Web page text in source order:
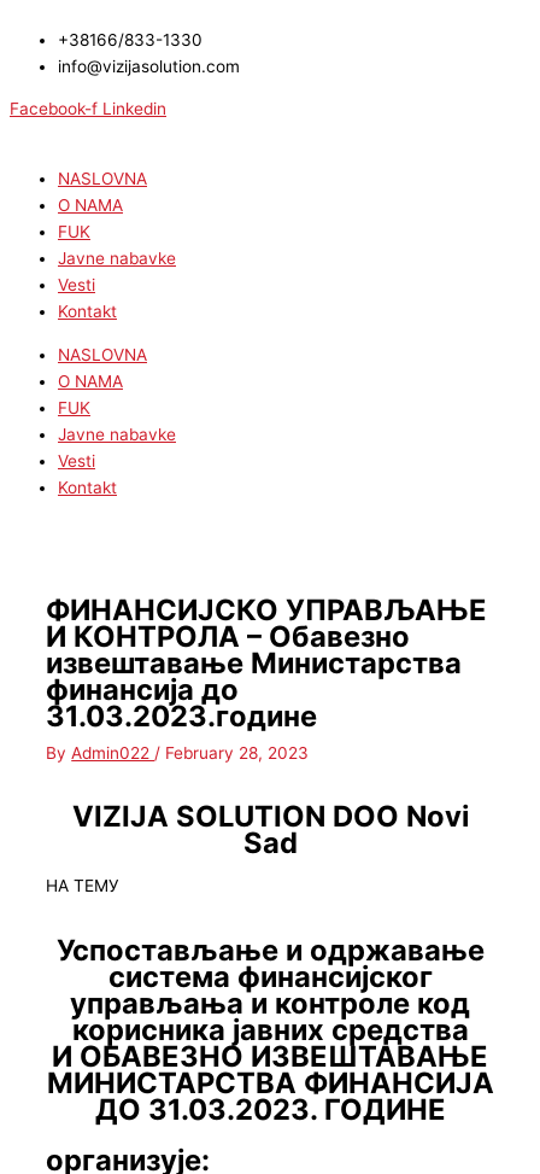
content
+38166/833-1330
info@vizijasolution.com
Facebook-f Linkedin
NASLOVNA
O NAMA
FUK
Javne nabavke
Vesti
Kontakt
NASLOVNA
O NAMA
FUK
Javne nabavke
Vesti
Kontakt
ФИНАНСИЈСКО УПРАВЉАЊЕ
И КОНТРОЛА – Обавезно
извештавање Министарства
финансија до
31.03.2023.године
ByAdmin022 / February 28, 2023
VIZIJA SOLUTION DOO Novi
Sad
НА ТЕМУ
Успостављање и одржавање
система финансијског
управљања и контроле код
корисника јавних средства
И ОБАВЕЗНО ИЗВЕШТАВАЊЕ
МИНИСТАРСТВА ФИНАНСИЈА
ДО 31.03.2023. ГОДИНЕ
организује: